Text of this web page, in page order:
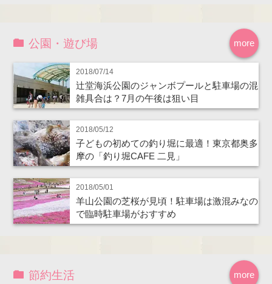
more
公園・遊び場
2018/07/14
辻堂海浜公園のジャンボプールと駐車場の混
雑具合は？7月の午後は狙い目
2018/05/12
子どもの初めての釣り堀に最適！東京都奥多
摩の「釣り堀CAFE 二見」
2018/05/01
羊山公園の芝桜が見頃！駐車場は激混みなの
で臨時駐車場がおすすめ
more
節約生活